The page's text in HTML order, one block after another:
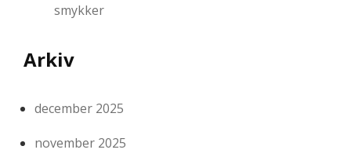
smykker
Arkiv
december 2025
november 2025